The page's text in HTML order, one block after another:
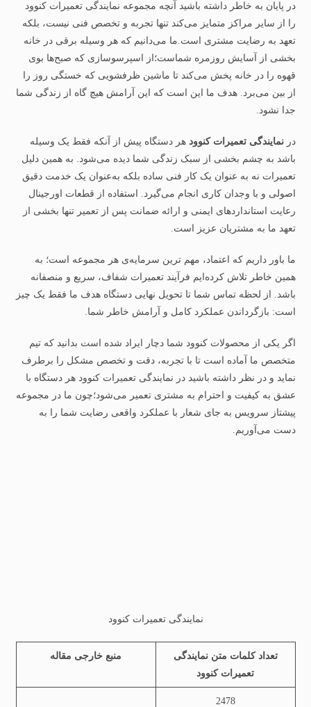
در پایان به خاطر داشته باشید آنچه مجموعه نمایندگی تعمیرات کنوود
را از سایر مراکز متمایز می‌کند تنها تجربه و تخصص فنی نیست، بلکه
تعهد به رضایت مشتری است.ما می‌دانیم که هر وسیله برقی در خانه
بخشی از آسایش روزمره شماست؛از اسپرسوسازی که صبح‌ها بوی
قهوه را در خانه پخش می‌کند تا ماشین ظرفشویی که خستگی روز را
از بین می‌برد. هدف ما این است که این آرامش هیچ‌ گاه از زندگی شما
جدا نشود.
در نمایندگی تعمیرات کنوود هر دستگاه پیش از آنکه فقط یک وسیله
باشد به چشم بخشی از سبک زندگی شما دیده می‌شود. به همین دلیل
تعمیرات نه به‌ عنوان یک کار فنی ساده بلکه به‌عنوان یک خدمت دقیق
اصولی و با وجدان کاری انجام می‌گیرد. استفاده از قطعات اورجینال
رعایت استانداردهای ایمنی و ارائه ضمانت پس از تعمیر تنها بخشی از
تعهد ما به مشتریان عزیز است.
ما باور داریم که اعتماد، مهم‌ ترین سرمایه‌ی هر مجموعه است؛ به
همین خاطر تلاش کرده‌ایم فرآیند تعمیرات شفاف، سریع و منصفانه
باشد. از لحظه تماس شما تا تحویل نهایی دستگاه هدف ما فقط یک چیز
است: بازگرداندن عملکرد کامل و آرامش خاطر شما.
اگر یکی از محصولات کنوود شما دچار ایراد شده است بدانید که تیم
متخصص ما آماده است تا با تجربه، دقت و تخصص مشکل را برطرف
نماید و در نظر داشته باشید در نمایندگی تعمیرات کنوود هر دستگاه با
عشق به کیفیت و احترام به مشتری تعمیر می‌شود؛چون ما در مجموعه
پیشتاز سرویس به جای شعار با عملکرد واقعی رضایت شما را به‌
دست می‌آوریم.
نمایندگی تعمیرات کنوود
تعداد کلمات متن نمایندگی
تعمیرات کنوود
منبع خارجی مقاله
2478